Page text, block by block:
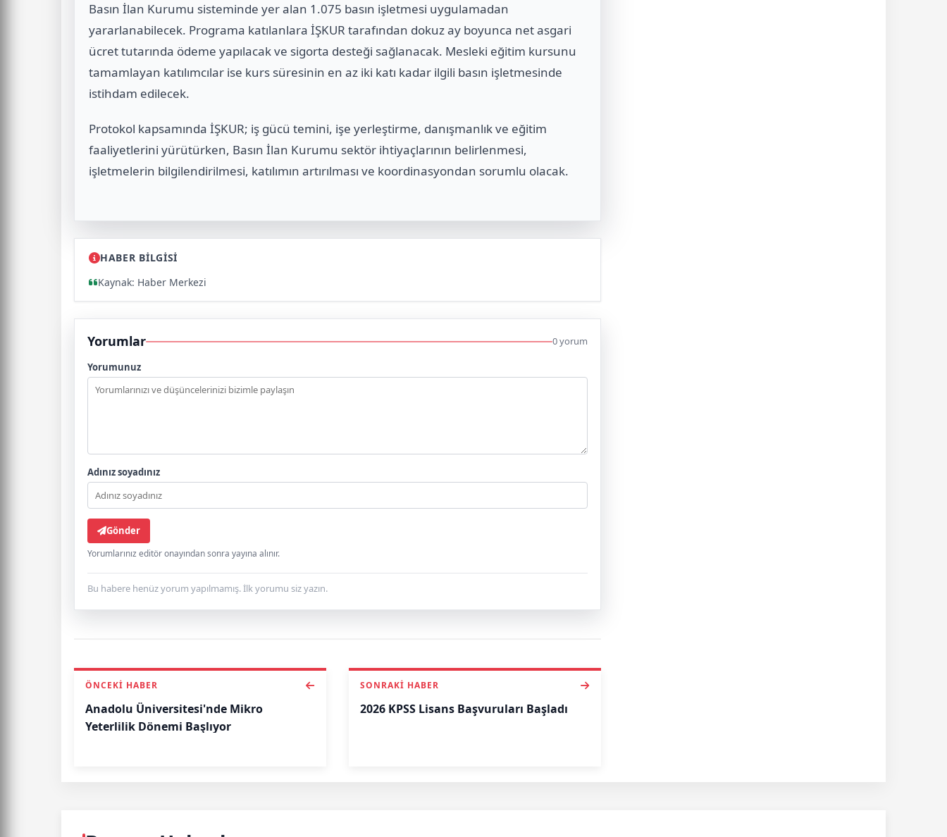
Basın İlan Kurumu sisteminde yer alan 1.075 basın işletmesi uygulamadan
yararlanabilecek. Programa katılanlara İŞKUR tarafından dokuz ay boyunca net asgari
ücret tutarında ödeme yapılacak ve sigorta desteği sağlanacak. Mesleki eğitim kursunu
tamamlayan katılımcılar ise kurs süresinin en az iki katı kadar ilgili basın işletmesinde
istihdam edilecek.
Protokol kapsamında İŞKUR; iş gücü temini, işe yerleştirme, danışmanlık ve eğitim
faaliyetlerini yürütürken, Basın İlan Kurumu sektör ihtiyaçlarının belirlenmesi,
işletmelerin bilgilendirilmesi, katılımın artırılması ve koordinasyondan sorumlu olacak.
HABER BİLGİSİ
Kaynak: Haber Merkezi
Yorumlar 0 yorum
Yorumunuz
Adınız soyadınız
Gönder
Yorumlarınız editör onayından sonra yayına alınır.
Bu habere henüz yorum yapılmamış. İlk yorumu siz yazın.
ÖNCEKI HABER
Anadolu Üniversitesi'nde Mikro
Yeterlilik Dönemi Başlıyor
SONRAKI HABER
2026 KPSS Lisans Başvuruları Başladı